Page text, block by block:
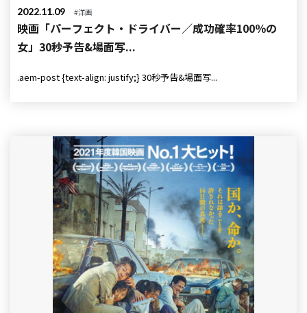
2022.11.09 #洋画
映画「パーフェクト・ドライバー／成功確率100％の
女」30秒予告&場面写...
.aem-post {text-align: justify;} 30秒予告&場面写...